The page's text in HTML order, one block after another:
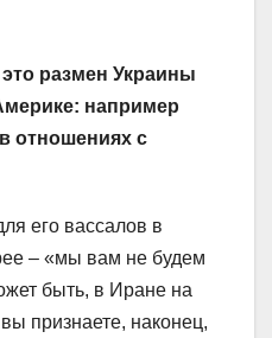
размен Украины
например
отношениях с
его вассалов в
– «мы вам не будем
быть, в Иране на
признаете, наконец,